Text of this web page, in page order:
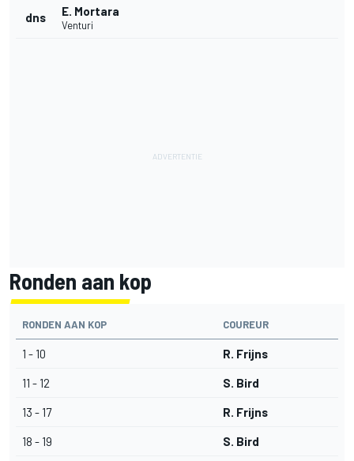
dns E. Mortara
Venturi
Ronden aan kop
RONDEN AAN KOP COUREUR
1 - 10 R. Frijns
11 - 12 S. Bird
13 - 17 R. Frijns
18 - 19 S. Bird